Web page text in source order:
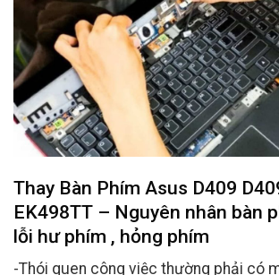
Thay Bàn Phím Asus D409
EK498TT – Nguyên nhân bàn
lỗi hư phím , hỏng phím
-Thói quen công việc thường phải có